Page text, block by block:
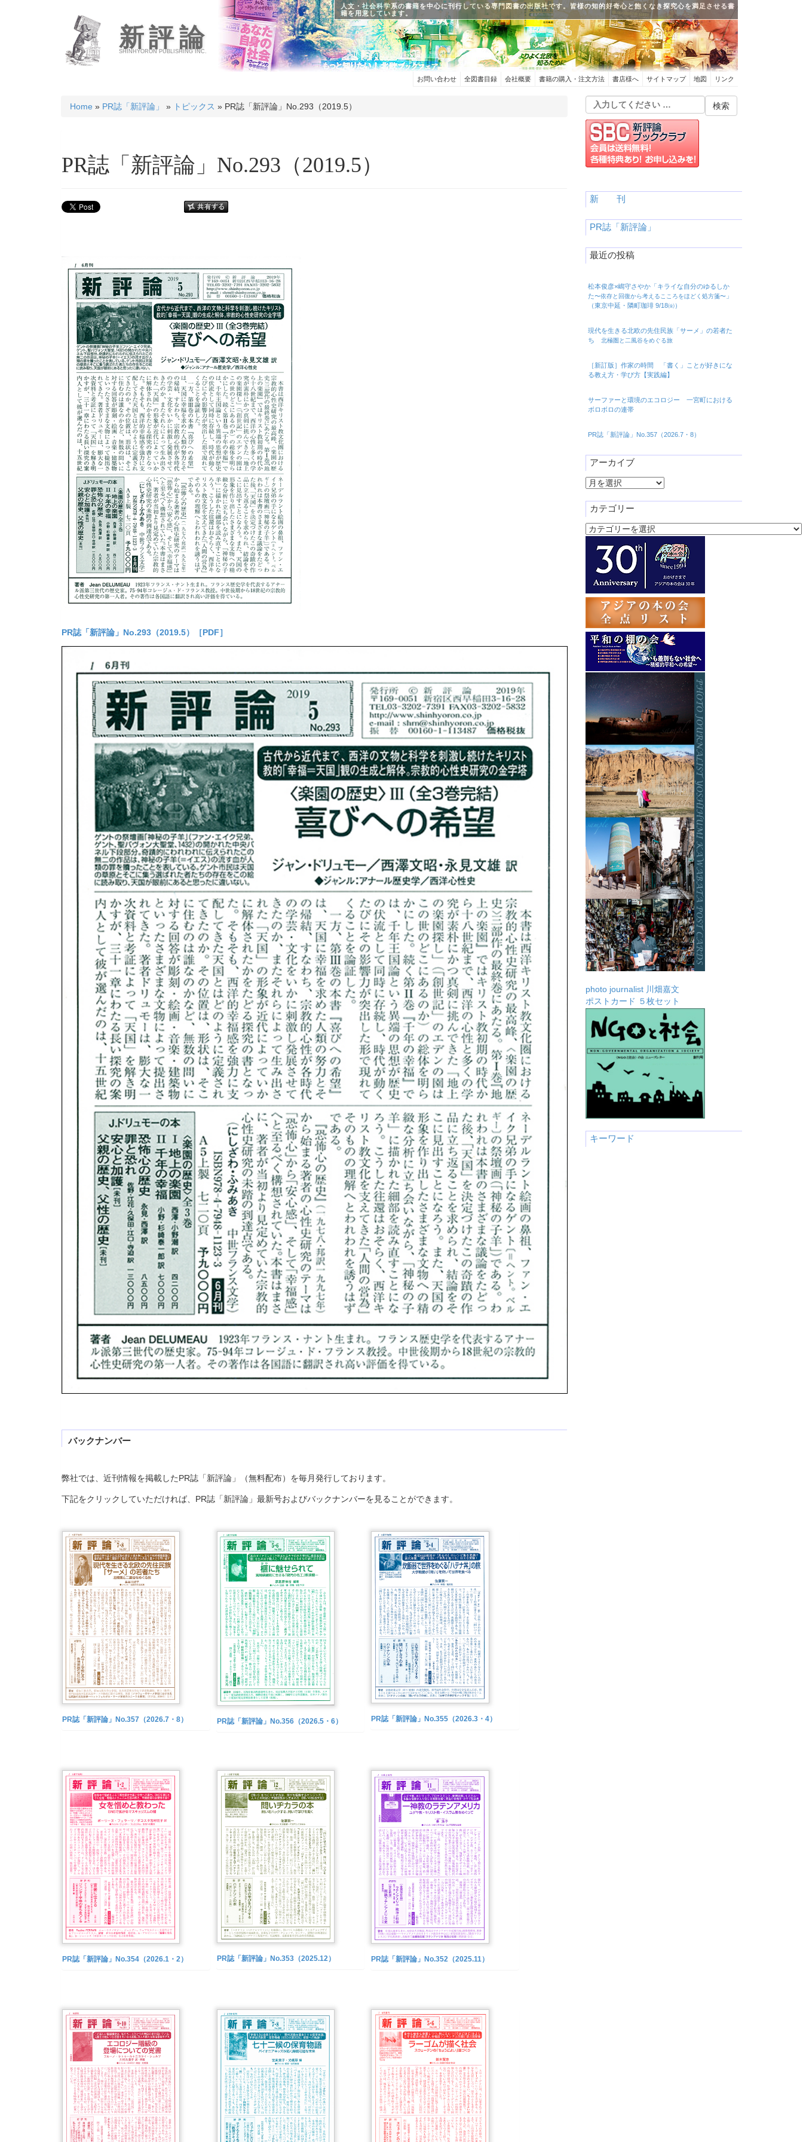
新評論
SHINHYORON PUBLISHING INC.
人文・社会科学系の書籍を中心に刊行している専門図書の出版社です。皆様の知的好奇心と飽くなき探究心を満足させる書
籍を用意しています。
お問い合わせ 全図書目録 会社概要 書籍の購入・注文方法 書店様へ サイトマップ 地図 リンク
Home » PR誌「新評論」 » トピックス » PR誌「新評論」No.293（2019.5）
PR誌「新評論」No.293（2019.5）
PR誌「新評論」No.293（2019.5）［PDF］
バックナンバー
弊社では、近刊情報を掲載したPR誌「新評論」（無料配布）を毎月発行しております。
下記をクリックしていただければ、PR誌「新評論」最新号およびバックナンバーを見ることができます。
PR誌「新評論」No.357（2026.7・8） PR誌「新評論」No.356（2026.5・6） PR誌「新評論」No.355（2026.3・4）
PR誌「新評論」No.354（2026.1・2） PR誌「新評論」No.353（2025.12） PR誌「新評論」No.352（2025.11）
新 刊
PR誌「新評論」
最近の投稿
松本俊彦×嶋守さやか「キライな自分のゆるしか
た〜依存と回復から考えるこころをほどく処方箋〜」
（東京中延・隣町珈琲 9/18㈮）
現代を生きる北欧の先住民族「サーメ」の若者た
ち 北極圏と二風谷をめぐる旅
［新訂版］作家の時間 「書く」ことが好きにな
る教え方・学び方【実践編】
サーファーと環境のエコロジー 一宮町における
ボロボロの連帯
PR誌「新評論」No.357（2026.7・8）
アーカイブ
ア
カ
イ
ブ
カテゴリー
カ
photo journalist 川畑嘉文
ポストカード ５枚セット
キーワード